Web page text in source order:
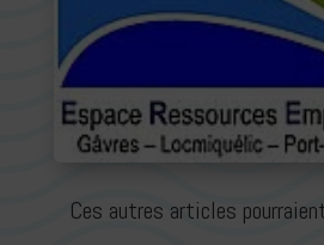
Ces autres articles